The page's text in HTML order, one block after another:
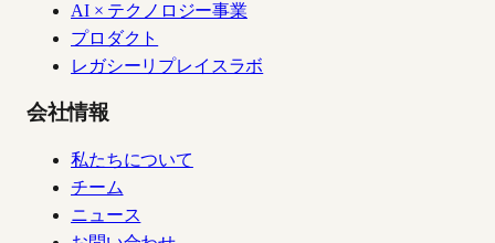
AI × テクノロジー事業
プロダクト
レガシーリプレイスラボ
会社情報
私たちについて
チーム
ニュース